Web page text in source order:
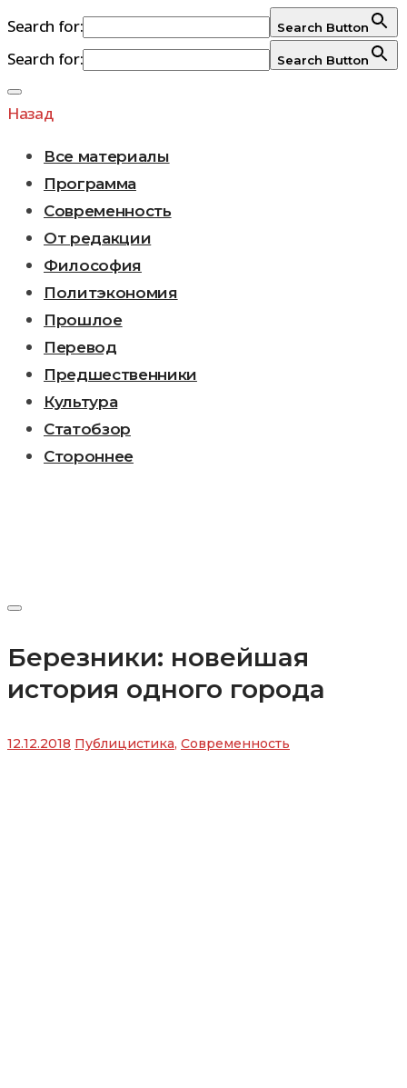
Search for: Search Button
Search for: Search Button
Перейти
к
Назад
Все материалы
Программа
Современность
От редакции
Философия
Политэкономия
Прошлое
Перевод
Предшественники
Культура
Статобзор
Стороннее
Березники: новейшая
история одного города
12.12.2018 Публицистика, Современность